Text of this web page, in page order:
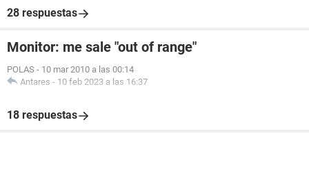
28 respuestas
Monitor: me sale "out of range"
POLAS - 10 mar 2010 a las 00:14
Antares - 10 feb 2023 a las 16:37
18 respuestas